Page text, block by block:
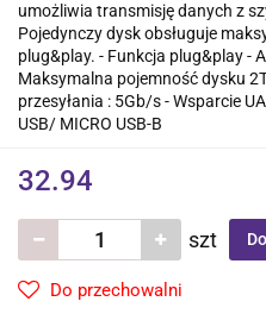
umożliwia transmisję danych z
Pojedynczy dysk obsługuje
plug&play. - Funkcja plug&play -
Maksymalna pojemność dysku
przesyłania : 5Gb/s - Wsparcie
USB/ MICRO USB-B
32.94
szt
Do przechowalni